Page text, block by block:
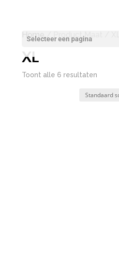
Selecteer een pagina
Home/ Product Maat / XL
XL
Toont alle 6 resultaten